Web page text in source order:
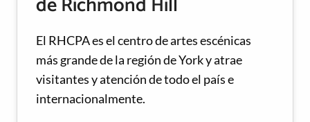
El RHCPA es el centro de artes escénicas
más grande de la región de York y atrae
visitantes y atención de todo el país e
internacionalmente.